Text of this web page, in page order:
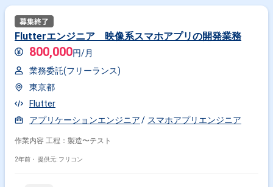
Flutterエンジニア 映像系スマホアプリの開発業務
800,000円/月
業務委託(フリーランス)
東京都
Flutter
アプリケーションエンジニア
スマホアプリエンジニア
作業内容 工程：製造〜テスト
2年前・ 提供元: フリコン